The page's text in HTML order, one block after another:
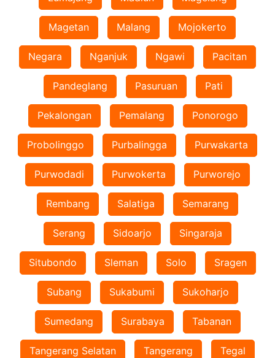
Magetan Malang Mojokerto
Negara Nganjuk Ngawi Pacitan
Pandeglang Pasuruan Pati
Pekalongan Pemalang Ponorogo
Probolinggo Purbalingga Purwakarta
Purwodadi Purwokerta Purworejo
Rembang Salatiga Semarang
Serang Sidoarjo Singaraja
Situbondo Sleman Solo Sragen
Subang Sukabumi Sukoharjo
Sumedang Surabaya Tabanan
Tangerang Selatan Tangerang Tegal